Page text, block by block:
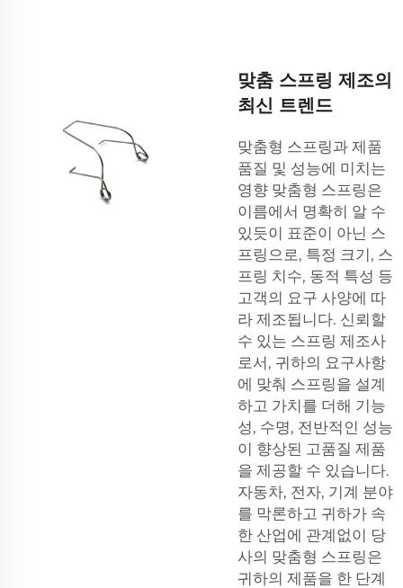
맞춤 스프링 제조의
최신 트렌드
맞춤형 스프링과 제품
품질 및 성능에 미치는
영향 맞춤형 스프링은
이름에서 명확히 알 수
있듯이 표준이 아닌 스
프링으로, 특정 크기, 스
프링 치수, 동적 특성 등
고객의 요구 사양에 따
라 제조됩니다. 신뢰할
수 있는 스프링 제조사
로서, 귀하의 요구사항
에 맞춰 스프링을 설계
하고 가치를 더해 기능
성, 수명, 전반적인 성능
이 향상된 고품질 제품
을 제공할 수 있습니다.
자동차, 전자, 기계 분야
를 막론하고 귀하가 속
한 산업에 관계없이 당
사의 맞춤형 스프링은
귀하의 제품을 한 단계